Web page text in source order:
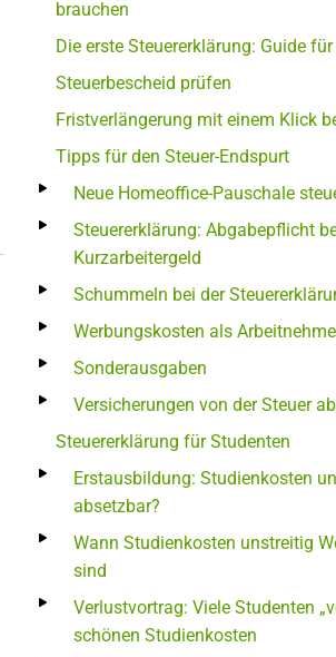
brauchen
Die erste Steuererklärung: Guide
Steuerbescheid prüfen
Fristverlängerung mit einem Klick
Tipps für den Steuer-Endspurt
Neue Homeoffice-Pauschale
Steuererklärung: Abgabepflicht
Kurzarbeitergeld
Schummeln bei der
Werbungskosten als
Sonderausgaben
Versicherungen von der Steuer
Steuererklärung für Studenten
Erstausbildung: Studienkosten
absetzbar?
Wann Studienkosten unstreitig
sind
Verlustvortrag: Viele Studenten
schönen Studienkosten